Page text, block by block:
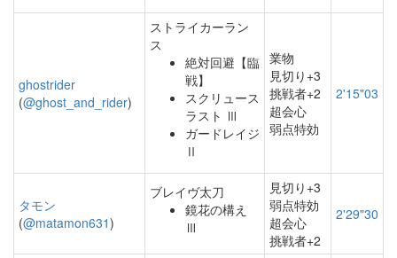
ghostrider
(@ghost_and_rider)
ストライカーラン
ス
絶対回避【臨
戦】
スクリュース
ラスト Ⅲ
ガードレイジ
Ⅱ
業物
見切り+3
挑戦者+2
超会心
弱点特効
2'15"03
タモン
(@matamon631)
ブレイヴ太刀
鏡花の構え
Ⅲ
見切り+3
弱点特効
超会心
挑戦者+2
2'29"30